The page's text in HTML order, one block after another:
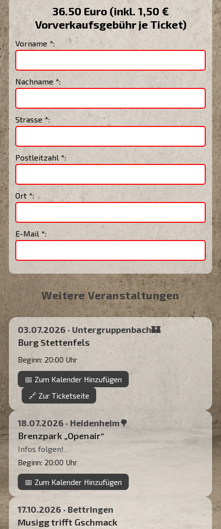
36.50 Euro (inkl. 1,50 €
Vorverkaufsgebühr je Ticket)
Vorname *:
Nachname *:
Strasse *:
Postleitzahl *:
Ort *:
E-Mail *:
Weitere Veranstaltungen
03.07.2026 · Untergruppenbach🏰
Burg Stettenfels
Beginn: 20:00 Uhr
📅 Zum Kalender Hinzufügen
🔗 Zur Ticketseite
18.07.2026 · Heidenheim🌳
Brenzpark „Openair“
Infos folgen!
Beginn: 20:00 Uhr
📅 Zum Kalender Hinzufügen
17.10.2026 · Bettringen
Musigg trifft Gschmack